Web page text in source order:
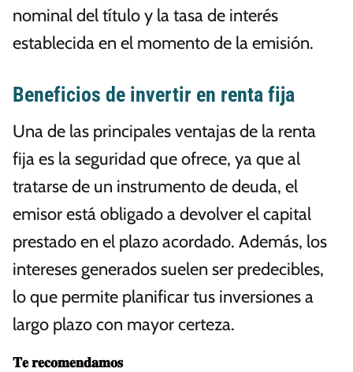
nominal del título y la tasa de interés
establecida en el momento de la emisión.
Beneficios de invertir en renta fija
Una de las principales ventajas de la renta
fija es la seguridad que ofrece, ya que al
tratarse de un instrumento de deuda, el
emisor está obligado a devolver el capital
prestado en el plazo acordado. Además, los
intereses generados suelen ser predecibles,
lo que permite planificar tus inversiones a
largo plazo con mayor certeza.
𝐓𝐞 𝐫𝐞𝐜𝐨𝐦𝐞𝐧𝐝𝐚𝐦𝐨𝐬